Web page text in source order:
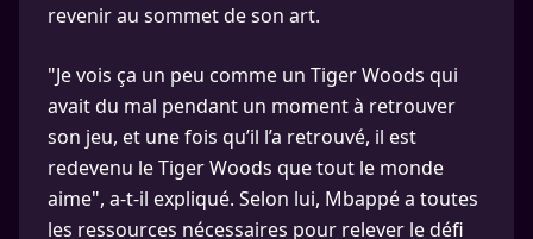
revenir au sommet de son art.
"Je vois ça un peu comme un Tiger Woods qui
avait du mal pendant un moment à retrouver
son jeu, et une fois qu’il l’a retrouvé, il est
redevenu le Tiger Woods que tout le monde
aime", a-t-il expliqué. Selon lui, Mbappé a toutes
les ressources nécessaires pour relever le défi